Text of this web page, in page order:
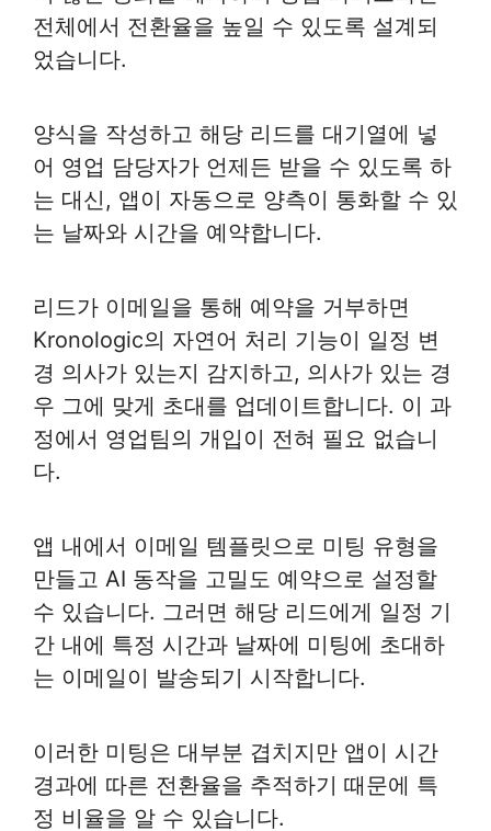
전체에서 전환율을 높일 수 있도록 설계되
었습니다.
양식을 작성하고 해당 리드를 대기열에 넣
어 영업 담당자가 언제든 받을 수 있도록 하
는 대신, 앱이 자동으로 양측이 통화할 수 있
는 날짜와 시간을 예약합니다.
리드가 이메일을 통해 예약을 거부하면
Kronologic의 자연어 처리 기능이 일정 변
경 의사가 있는지 감지하고, 의사가 있는 경
우 그에 맞게 초대를 업데이트합니다. 이 과
정에서 영업팀의 개입이 전혀 필요 없습니
다.
앱 내에서 이메일 템플릿으로 미팅 유형을
만들고 AI 동작을 고밀도 예약으로 설정할
수 있습니다. 그러면 해당 리드에게 일정 기
간 내에 특정 시간과 날짜에 미팅에 초대하
는 이메일이 발송되기 시작합니다.
이러한 미팅은 대부분 겹치지만 앱이 시간
경과에 따른 전환율을 추적하기 때문에 특
정 비율을 알 수 있습니다.